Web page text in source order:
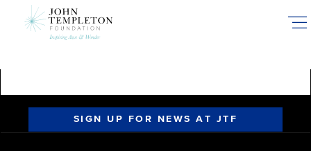
SIGN UP FOR NEWS AT JTF